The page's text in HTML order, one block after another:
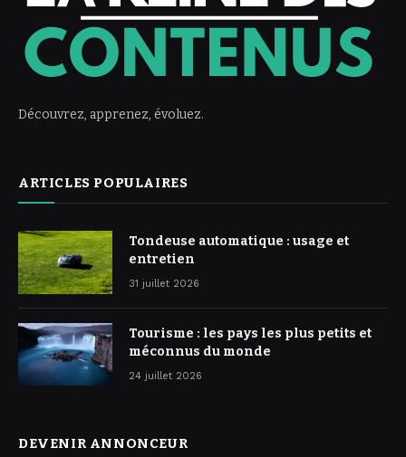
Découvrez, apprenez, évoluez.
ARTICLES POPULAIRES
Tondeuse automatique : usage et
entretien
31 juillet 2026
Tourisme : les pays les plus petits et
méconnus du monde
24 juillet 2026
DEVENIR ANNONCEUR